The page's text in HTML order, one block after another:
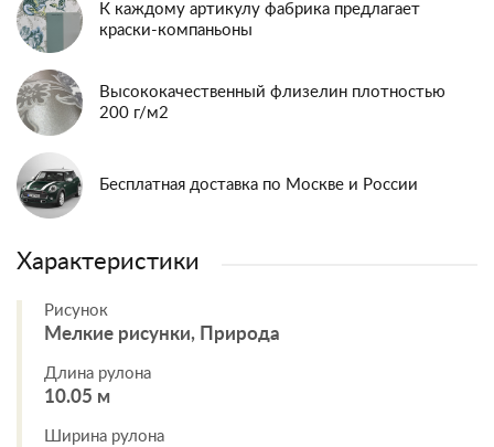
К каждому артикулу фабрика предлагает
краски-компаньоны
Высококачественный флизелин плотностью
200 г/м2
Бесплатная доставка по Москве и России
Характеристики
Рисунок
Мелкие рисунки, Природа
Длина рулона
10.05 м
Ширина рулона